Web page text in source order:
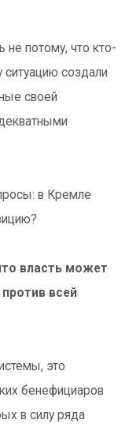
не потому, что кто-
ситуацию создали
своей
власть может
всей
это
бенефициаров
в силу ряда